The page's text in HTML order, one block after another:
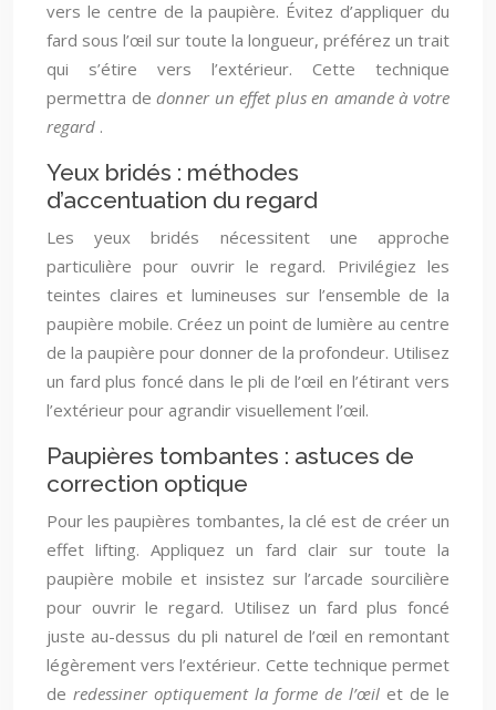
vers le centre de la paupière. Évitez d’appliquer du
fard sous l’œil sur toute la longueur, préférez un trait
qui s’étire vers l’extérieur. Cette technique
permettra dedonner un effet plus en amande à votre
regard .
Yeux bridés : méthodes
d’accentuation du regard
Les yeux bridés nécessitent une approche
particulière pour ouvrir le regard. Privilégiez les
teintes claires et lumineuses sur l’ensemble de la
paupière mobile. Créez un point de lumière au centre
de la paupière pour donner de la profondeur. Utilisez
un fard plus foncé dans le pli de l’œil en l’étirant vers
l’extérieur pour agrandir visuellement l’œil.
Paupières tombantes : astuces de
correction optique
Pour les paupières tombantes, la clé est de créer un
effet lifting. Appliquez un fard clair sur toute la
paupière mobile et insistez sur l’arcade sourcilière
pour ouvrir le regard. Utilisez un fard plus foncé
juste au-dessus du pli naturel de l’œil en remontant
légèrement vers l’extérieur. Cette technique permet
de redessiner optiquement la forme de l’œil et de le